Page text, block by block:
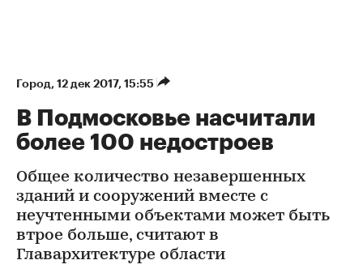
Город⁠, 12 дек 2017, 15:55
В Подмосковье насчитали
более 100 недостроев
Общее количество незавершенных
зданий и сооружений вместе с
неучтенными объектами может быть
втрое больше, считают в
Главархитектуре области